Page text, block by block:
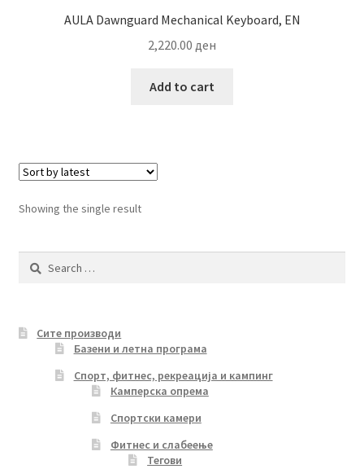
AULA Dawnguard Mechanical Keyboard, EN
2,220.00 ден
Add to cart
Showing the single result
Search
Сите производи
Базени и летна програма
Спорт, фитнес, рекреација и кампинг
Камперска опрема
Спортски камери
Фитнес и слабеење
Тегови